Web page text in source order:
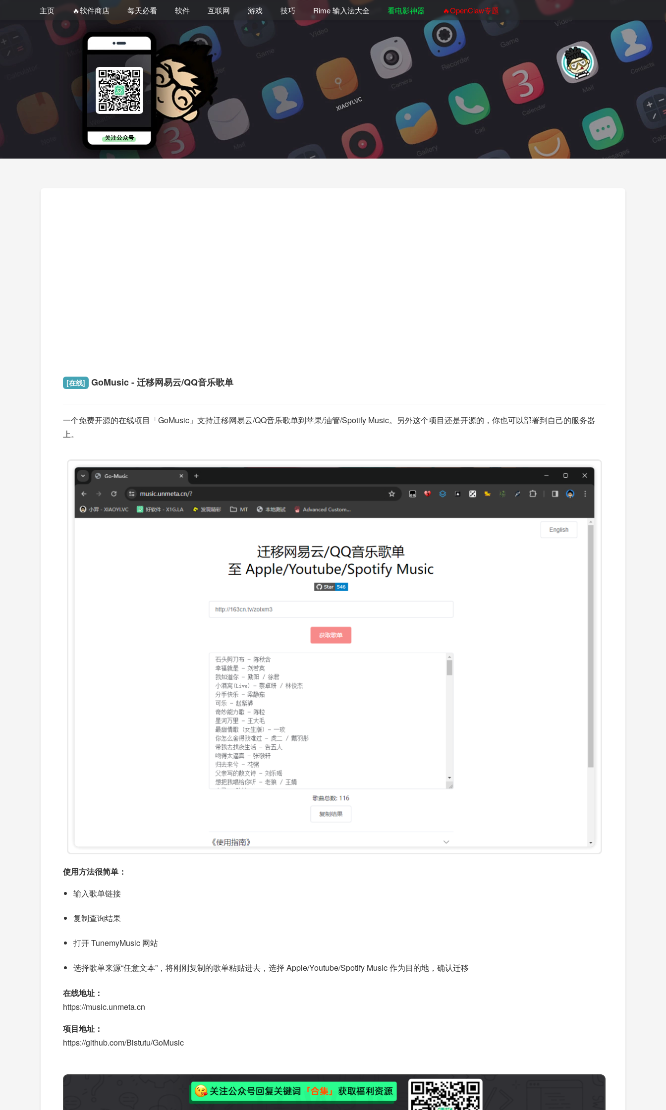
主页 🔥软件商店 每天必看 软件 互联网 游戏 技巧 Rime 输入法大全 看电影神器 🔥OpenClaw专题
[在线] GoMusic - 迁移网易云/QQ音乐歌单
一个免费开源的在线项目「GoMusic」支持迁移网易云/QQ音乐歌单到苹果/油管/Spotify Music。另外这个项目还是开源的，你也可以部署到自己的服务器
上。
使用方法很简单：
输入歌单链接
复制查询结果
打开 TunemyMusic 网站
选择歌单来源“任意文本”，将刚刚复制的歌单粘贴进去，选择 Apple/Youtube/Spotify Music 作为目的地，确认迁移
在线地址：
https://music.unmeta.cn
项目地址：
https://github.com/Bistutu/GoMusic